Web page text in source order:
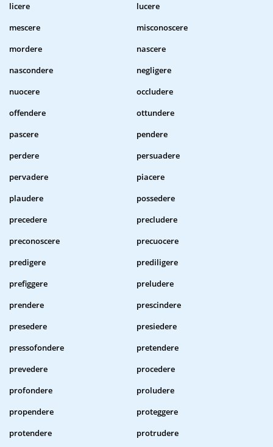
licere
lucere
mescere
misconoscere
mordere
nascere
nascondere
negligere
nuocere
occludere
offendere
ottundere
pascere
pendere
perdere
persuadere
pervadere
piacere
plaudere
possedere
precedere
precludere
preconoscere
precuocere
predigere
prediligere
prefiggere
preludere
prendere
prescindere
presedere
presiedere
pressofondere
pretendere
prevedere
procedere
profondere
proludere
propendere
proteggere
protendere
protrudere